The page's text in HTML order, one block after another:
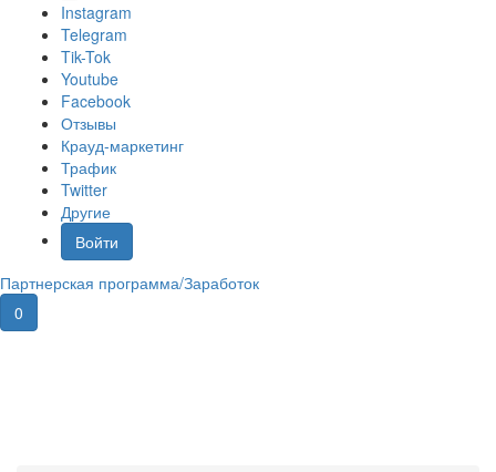
Instagram
Telegram
Tik-Tok
Youtube
Facebook
Отзывы
Крауд-маркетинг
Трафик
Twitter
Другие
Войти
Партнерская программа/Заработок
0